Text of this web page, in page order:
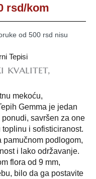
rsdRaspon
cena:
od
5,190.00
rsd
do
25,200.00
/kom
od 500 rsd nisu
Tepisi
kvalitet,
mekoću,
Gemma je jedan
savršen za one
i sofisticiranost.
pamučnom podlogom,
i lako održavanje.
flora od 9 mm,
bilo da ga postavite